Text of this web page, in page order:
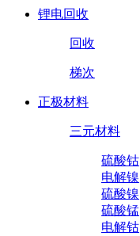
锂电回收
回收
梯次
正极材料
三元材料
硫酸钴
电解镍
硫酸镍
硫酸锰
电解钴